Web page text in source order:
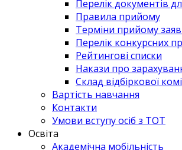
Перелік документів
Правила прийому
Терміни прийому
Перелік конкурсних
Рейтингові списки
Накази про
Склад відбіркової
Вартість навчання
Контакти
Умови вступу осіб з ТОТ
Освіта
Академічна мобільність